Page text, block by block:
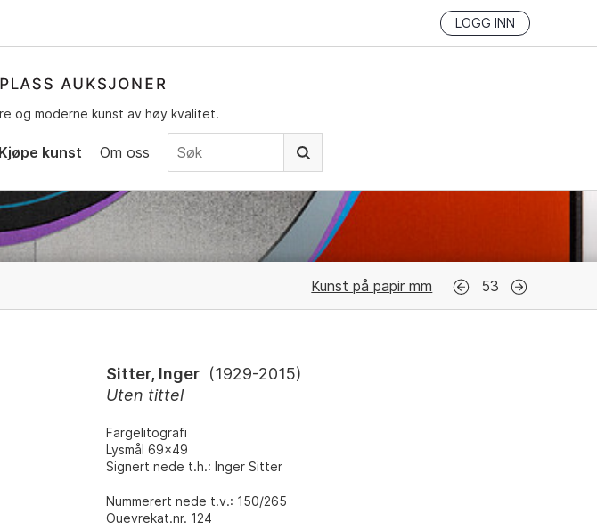
LOGG INN
og moderne kunst av høy kvalitet.
Kjøpe kunst Om oss
Kunst på papir mm 53
Sitter, Inger (1929-2015)
Uten tittel
Fargelitografi
Lysmål 69x49
Signert nede t.h.: Inger Sitter
Nummerert nede t.v.: 150/265
Ouevrekat.nr. 124